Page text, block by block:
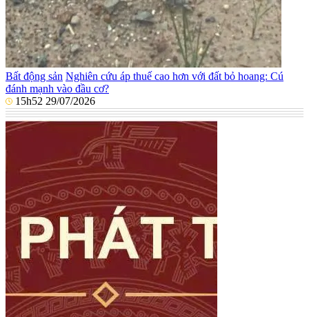
Bất động sản Nghiên cứu áp thuế cao hơn với đất bỏ hoang: Cú
đánh mạnh vào đầu cơ?
15h52 29/07/2026